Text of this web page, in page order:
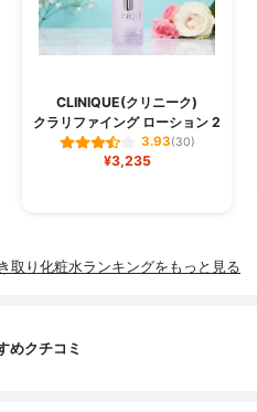
CLINIQUE(クリニーク)
クラリファイング ローション 2
3.93(30)
¥3,235
取り化粧水ランキングをもっと見る
めクチコミ